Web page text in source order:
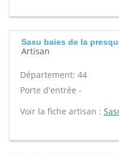
Sasu baies de la
Artisan
Département: 44
Porte d'entrée -
Voir la fiche artisan :